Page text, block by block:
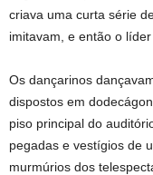
criava uma curta série
imitavam, e então o
Os dançarinos
dispostos em
piso principal do
pegadas e vestígios de
murmúrios dos